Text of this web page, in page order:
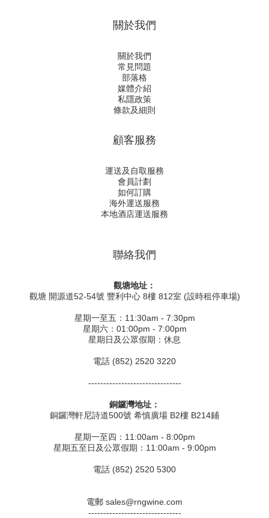
關於我們
關於我們
常見問題
部落格
媒體介紹
私隱政策
條款及細則
顧客服務
運送及自取服務
會員計劃
如何訂購
海外運送服務
本地酒店運送服務
聯絡我們
觀塘地址：
觀塘 開源道52-54號 豐利中心 8樓 812室 (設時租停車場)
星期一至五：11:30am - 7:30pm
星期六：01:00pm - 7:00pm
星期日及公眾假期：休息
電話 (852) 2520 3220
-------------------------------
銅鑼灣地址：
銅鑼灣軒尼詩道500號 希慎廣場 B2樓 B214鋪
星期一至四：11:00am - 8:00pm
星期五至日及公眾假期：11:00am - 9:00pm
電話 (852) 2520 5300
電郵 sales@rngwine.com
-------------------------------